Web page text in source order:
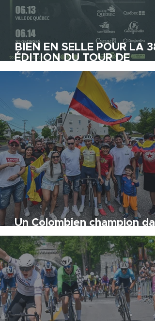
BIEN EN SELLE POUR LA
ÉDITION DU TOUR DE
BEAUCE
Un Colombien champion
les rues de Saint-Georges